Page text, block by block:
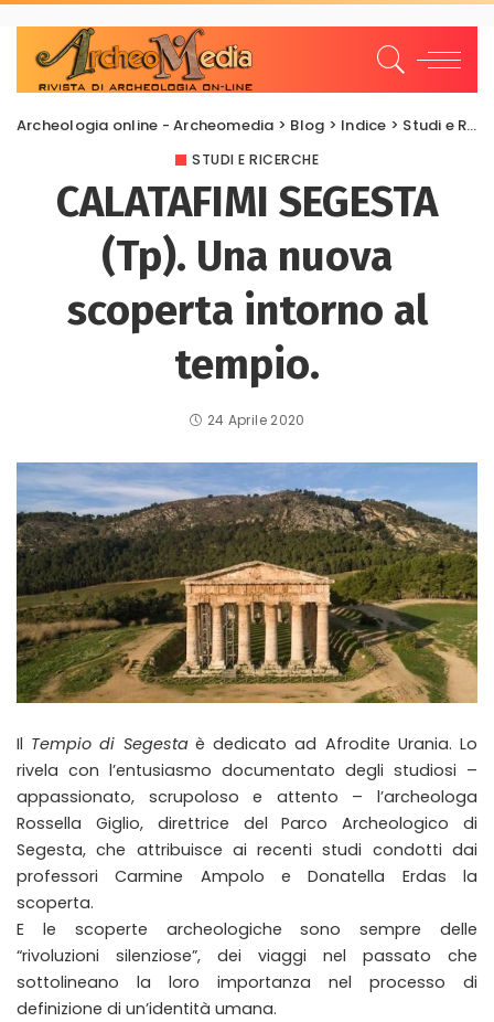
Archeologia online - Archeomedia > Blog > Indice > Studi e Ricerche
STUDI E RICERCHE
CALATAFIMI SEGESTA
(Tp). Una nuova
scoperta intorno al
tempio.
24 Aprile 2020
Il Tempio di Segesta è dedicato ad Afrodite Urania. Lo
rivela con l’entusiasmo documentato degli studiosi –
appassionato, scrupoloso e attento – l’archeologa
Rossella Giglio, direttrice del Parco Archeologico di
Segesta, che attribuisce ai recenti studi condotti dai
professori Carmine Ampolo e Donatella Erdas la
scoperta.
E le scoperte archeologiche sono sempre delle
“rivoluzioni silenziose”, dei viaggi nel passato che
sottolineano la loro importanza nel processo di
definizione di un’identità umana.